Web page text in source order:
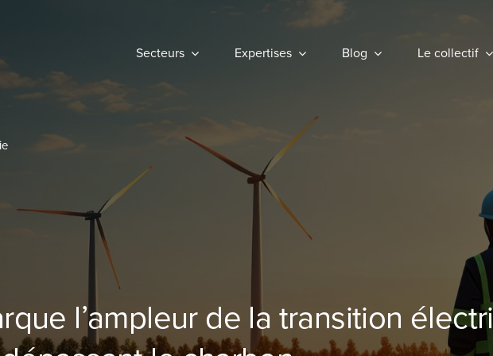
Secteurs Expertises Blog Le collectif
Secteurs Expertises Blog Le collectif
l’ampleur de la transition